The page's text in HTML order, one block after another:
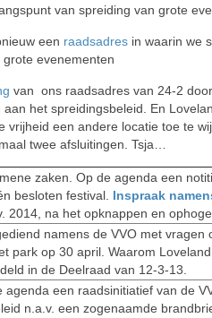
van spreiding van grote
een raadsadres in waarin we
evenementen
van ons raadsadres van 24-2
het spreidingsbeleid. En
vrijheid een andere locatie toe te
twee afsluitingen. Tsja…
zaken. Op de agenda een
besloten festival. Inspraak
2014, na het opknappen en
namens de VVO met
park op 30 april. Waarom
in de Deelraad van 12-3-13.
agenda een raadsinitiatief van de
n.a.v. een zogenaamde